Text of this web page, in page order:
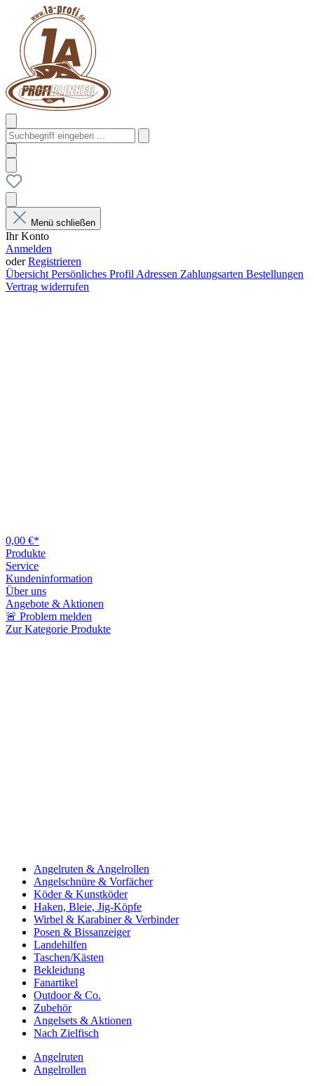
Menü schließen
Ihr Konto
Anmelden
oderRegistrieren
Übersicht Persönliches Profil Adressen Zahlungsarten Bestellungen
Vertrag widerrufen
0,00 €*
Produkte
Service
Kundeninformation
Über uns
Angebote & Aktionen
🚨 Problem melden
Zur Kategorie Produkte
Angelruten & Angelrollen
Angelschnüre & Vorfächer
Köder & Kunstköder
Haken, Bleie, Jig-Köpfe
Wirbel & Karabiner & Verbinder
Posen & Bissanzeiger
Landehilfen
Taschen/Kästen
Bekleidung
Fanartikel
Outdoor & Co.
Zubehör
Angelsets & Aktionen
Nach Zielfisch
Angelruten
Angelrollen